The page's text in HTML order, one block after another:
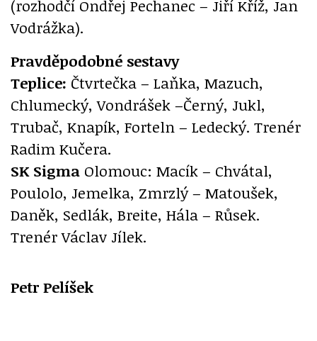
(rozhodčí Ondřej Pechanec – Jiří Kříž, Jan
Vodrážka).
Pravděpodobné sestavy
Teplice: Čtvrtečka – Laňka, Mazuch,
Chlumecký, Vondrášek –Černý, Jukl,
Trubač, Knapík, Forteln – Ledecký. Trenér
Radim Kučera.
SK Sigma Olomouc: Macík – Chvátal,
Poulolo, Jemelka, Zmrzlý – Matoušek,
Daněk, Sedlák, Breite, Hála – Růsek.
Trenér Václav Jílek.
Petr Pelíšek